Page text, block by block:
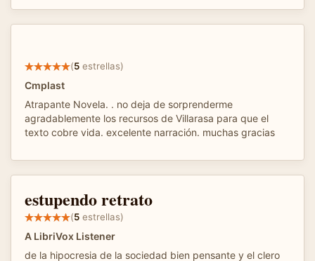
(5 estrellas)
Cmplast
Atrapante Novela. . no deja de sorprenderme
agradablemente los recursos de Villarasa para que el
texto cobre vida. excelente narración. muchas gracias
estupendo retrato
(5 estrellas)
A LibriVox Listener
de la hipocresia de la sociedad bien pensante y el clero